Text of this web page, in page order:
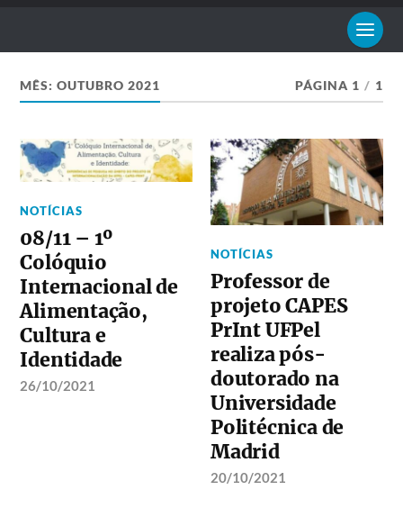
MÊS:OUTUBRO 2021 PÁGINA 1 / 1
NOTÍCIAS
08/11 – 1º
Colóquio
Internacional de
Alimentação,
Cultura e
Identidade
26/10/2021
NOTÍCIAS
Professor de
projeto CAPES
PrInt UFPel
realiza pós-
doutorado na
Universidade
Politécnica de
Madrid
20/10/2021